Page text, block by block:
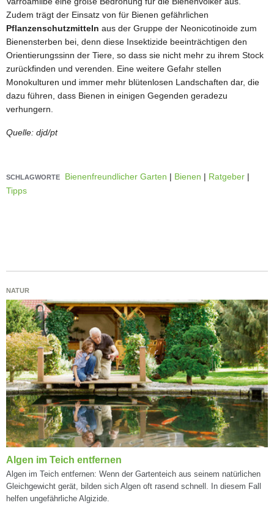
Zudem trägt der Einsatz von für Bienen gefährlichen
Pflanzenschutzmitteln aus der Gruppe der Neonicotinoide zum
Bienensterben bei, denn diese Insektizide beeinträchtigen den
Orientierungssinn der Tiere, so dass sie nicht mehr zu ihrem Stock
zurückfinden und verenden. Eine weitere Gefahr stellen
Monokulturen und immer mehr blütenlosen Landschaften dar, die
dazu führen, dass Bienen in einigen Gegenden geradezu
verhungern.
Quelle: djd/pt
SCHLAGWORTE Bienenfreundlicher Garten | Bienen | Ratgeber |
Tipps
NATUR
Algen im Teich entfernen
Algen im Teich entfernen: Wenn der Gartenteich aus seinem natürlichen
Gleichgewicht gerät, bilden sich Algen oft rasend schnell. In diesem Fall
helfen ungefährliche Algizide.